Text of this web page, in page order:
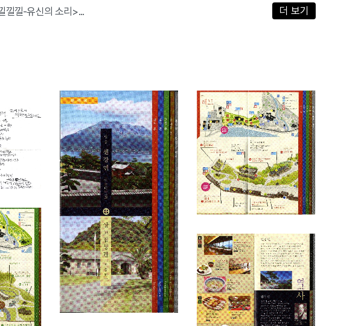
낄낄-유신의 소리>...
더 보기